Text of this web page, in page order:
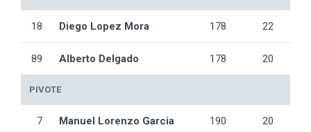
18 Diego Lopez Mora 178 22
89 Alberto Delgado 178 20
PIVOTE
7 Manuel Lorenzo Garcia 190 20